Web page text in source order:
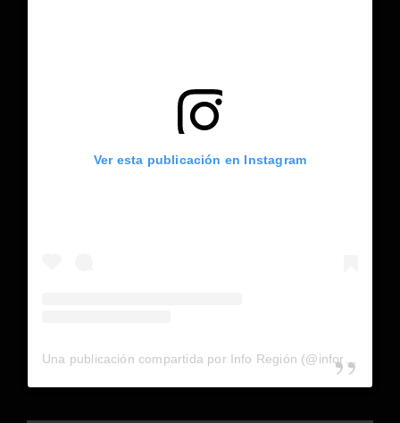
Ver esta publicación en Instagram
Una publicación compartida por Info Región (@inforegion_redes)